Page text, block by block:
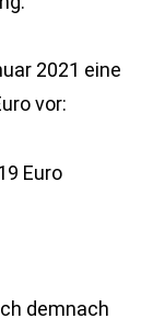
2021 eine
vor:
Euro
demnach